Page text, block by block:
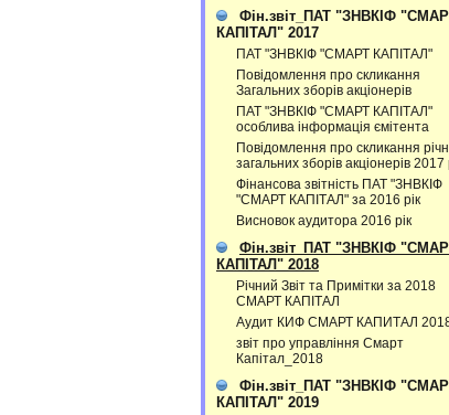
Фін.звіт_ПАТ "ЗНВКІФ
КАПІТАЛ" 2017
ПАТ "ЗНВКІФ "СМАРТ КАПІТАЛ"
Повідомлення про скликання
Загальних зборів акціонерів
ПАТ "ЗНВКІФ "СМАРТ КАПІТАЛ"
особлива інформація ємітента
Повідомлення про скликання
загальних зборів акціонерів 2017
Фінансова звітність ПАТ "ЗНВКІФ
"СМАРТ КАПІТАЛ" за 2016 рік
Висновок аудитора 2016 рік
Фін.звіт_ПАТ "ЗНВКІФ
КАПІТАЛ" 2018
Річний Звіт та Примітки за 2018
СМАРТ КАПІТАЛ
Аудит КИФ СМАРТ КАПИТАЛ
звіт про управління Смарт
Капітал_2018
Фін.звіт_ПАТ "ЗНВКІФ
КАПІТАЛ" 2019